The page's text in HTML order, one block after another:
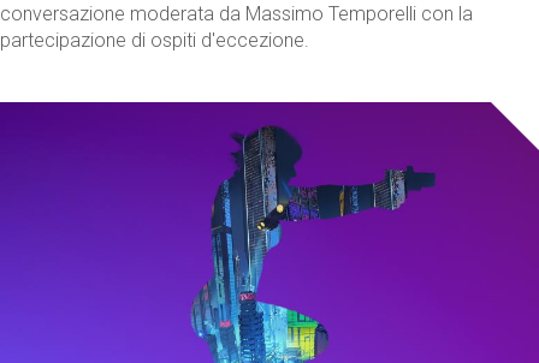
conversazione moderata da Massimo Temporelli con la
partecipazione di ospiti d'eccezione.